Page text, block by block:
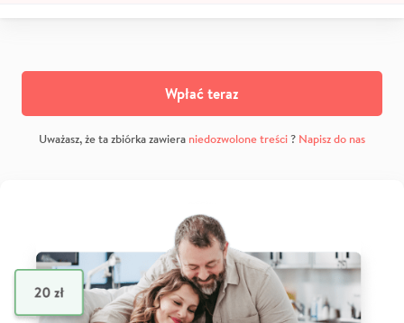
Wpłać teraz
Uważasz, że ta zbiórka zawiera niedozwolone treści? Napisz do nas